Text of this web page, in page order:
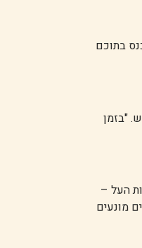
בתוכם
"בזמן
העל –
מונעים